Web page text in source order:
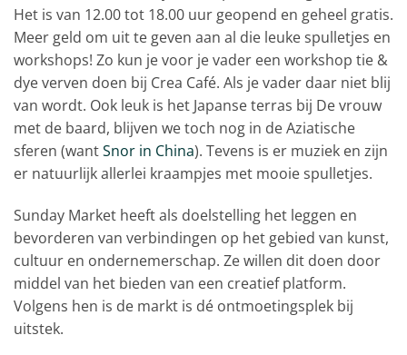
Het is van 12.00 tot 18.00 uur geopend en geheel gratis.
Meer geld om uit te geven aan al die leuke spulletjes en
workshops! Zo kun je voor je vader een workshop tie &
dye verven doen bij Crea Café. Als je vader daar niet blij
van wordt. Ook leuk is het Japanse terras bij De vrouw
met de baard, blijven we toch nog in de Aziatische
sferen (wantSnor in China). Tevens is er muziek en zijn
er natuurlijk allerlei kraampjes met mooie spulletjes.
Sunday Market heeft als doelstelling het leggen en
bevorderen van verbindingen op het gebied van kunst,
cultuur en ondernemerschap. Ze willen dit doen door
middel van het bieden van een creatief platform.
Volgens hen is de markt is dé ontmoetingsplek bij
uitstek.